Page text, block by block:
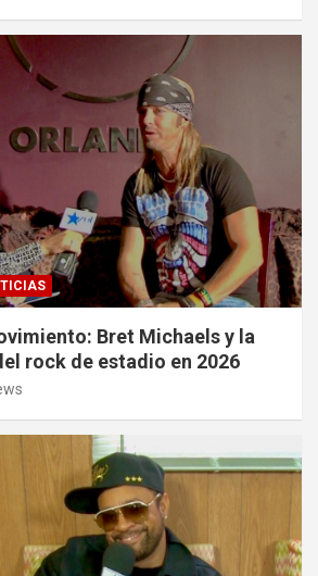
Bret Michaels y la
rock de estadio en 2026